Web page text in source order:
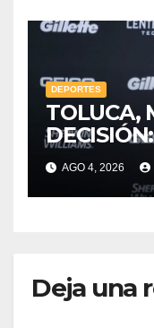
DEPORTES
TOLUCA,
AGO 4, 2026
Deja una